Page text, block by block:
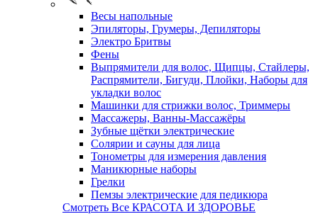
Весы напольные
Эпиляторы, Грумеры, Депиляторы
Электро Бритвы
Фены
Выпрямители для волос, Щипцы, Стайлеры,
Распрямители, Бигуди, Плойки, Наборы для
укладки волос
Машинки для стрижки волос, Триммеры
Массажеры, Ванны-Массажёры
Зубные щётки электрические
Солярии и сауны для лица
Тонометры для измерения давления
Маникюрные наборы
Грелки
Пемзы электрические для педикюра
Смотреть Все КРАСОТА И ЗДОРОВЬЕ